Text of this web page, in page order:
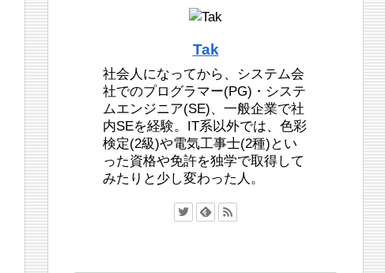
Tak
社会人になってから、システム会
社でのプログラマー(PG)・システ
ムエンジニア(SE)、一般企業で社
内SEを経験。IT系以外では、色彩
検定(2級)や電気工事士(2種)とい
った資格や免許を独学で取得して
みたりと少し変わった人。